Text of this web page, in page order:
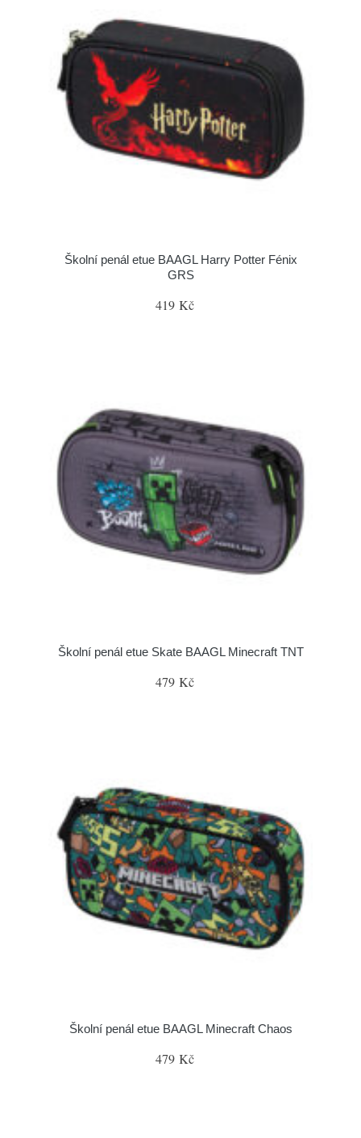
Školní penál etue BAAGL Harry Potter Fénix
GRS
419 Kč
Školní penál etue Skate BAAGL Minecraft TNT
479 Kč
Školní penál etue BAAGL Minecraft Chaos
479 Kč